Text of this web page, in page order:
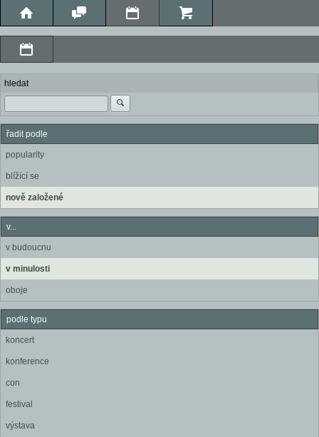
hledat
řadit podle
popularity
blížící se
nově založené
v...
v budoucnu
v minulosti
oboje
podle typu
koncert
konference
con
festival
výstava